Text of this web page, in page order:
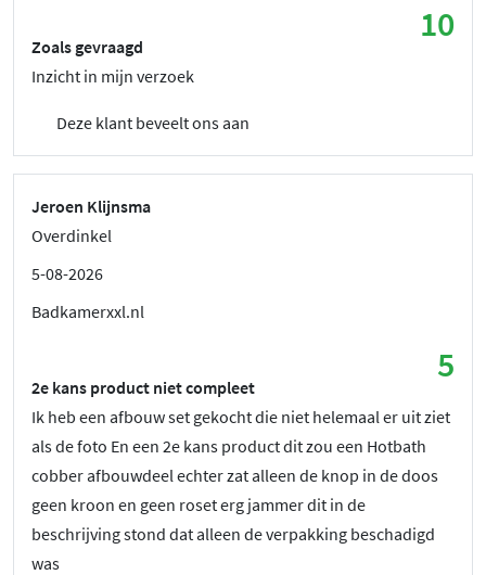
10
Zoals gevraagd
Inzicht in mijn verzoek
Deze klant beveelt ons aan
Jeroen Klijnsma
Overdinkel
5-08-2026
Badkamerxxl.nl
5
2e kans product niet compleet
Ik heb een afbouw set gekocht die niet helemaal er uit ziet
als de foto En een 2e kans product dit zou een Hotbath
cobber afbouwdeel echter zat alleen de knop in de doos
geen kroon en geen roset erg jammer dit in de
beschrijving stond dat alleen de verpakking beschadigd
was